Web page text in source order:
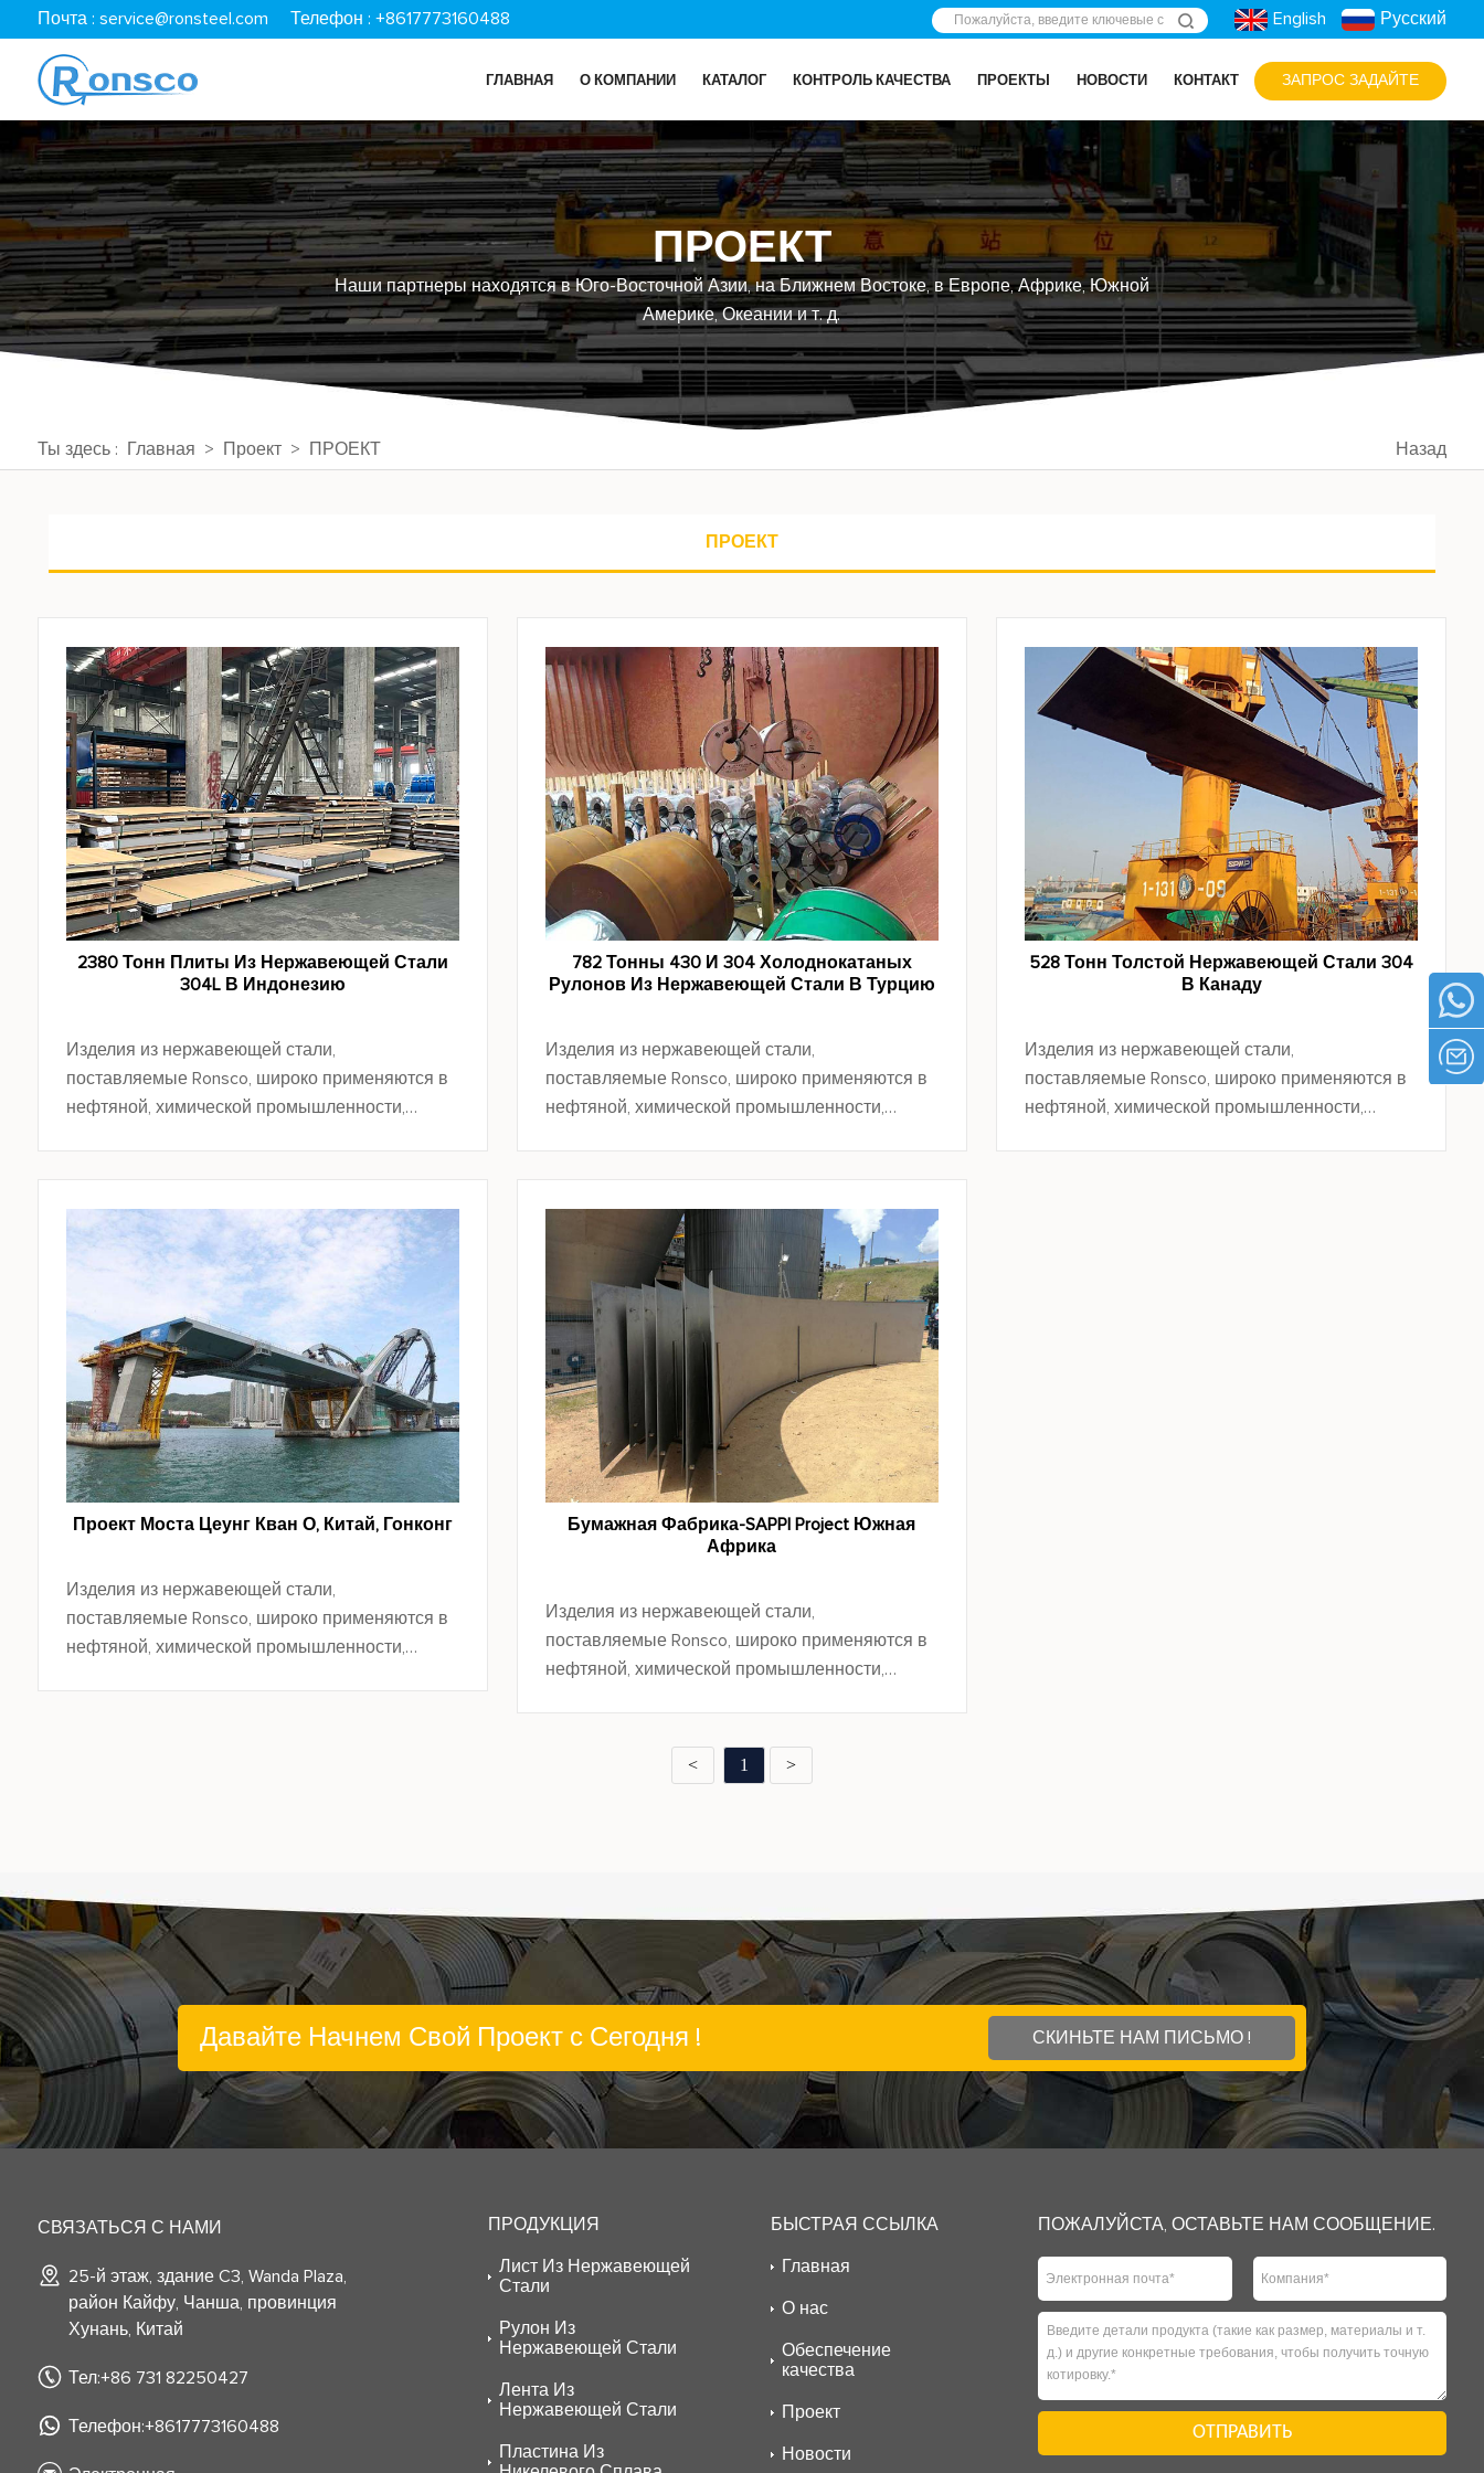
Почта : service@ronsteel.com Телефон : +8617773160488 English Русский
ГЛАВНАЯ О КОМПАНИИ КАТАЛОГ КОНТРОЛЬ КАЧЕСТВА ПРОЕКТЫ НОВОСТИ КОНТАКТ ЗАПРОС ЗАДАЙТЕ
ПРОЕКТ
Наши партнеры находятся в Юго-Восточной Азии, на Ближнем Востоке, в Европе, Африке, Южной
Америке, Океании и т. д.
Назад
Ты здесь : Главная > Проект> ПРОЕКТ
ПРОЕКТ
2380 Тонн Плиты Из Нержавеющей Стали
304L В Индонезию
Изделия из нержавеющей стали,
поставляемые Ronsco, широко применяются в
нефтяной, химической промышленности,
областях.
782 Тонны 430 И 304 Холоднокатаных
Рулонов Из Нержавеющей Стали В Турцию
Изделия из нержавеющей стали,
поставляемые Ronsco, широко применяются в
нефтяной, химической промышленности,
528 Тонн Толстой Нержавеющей Стали 304
В Канаду
Изделия из нержавеющей стали,
поставляемые Ronsco, широко применяются в
нефтяной, химической промышленности,
Проект Моста Цеунг Кван О, Китай, Гонконг
Изделия из нержавеющей стали,
поставляемые Ronsco, широко применяются в
нефтяной, химической промышленности,
Бумажная Фабрика-SAPPI Project Южная
Африка
Изделия из нержавеющей стали,
поставляемые Ronsco, широко применяются в
нефтяной, химической промышленности,
фармацевтической, декоративной и других
< 1 >
Давайте Начнем Свой Проект с Сегодня ! СКИНЬТЕ НАМ ПИСЬМО !
СВЯЗАТЬСЯ С НАМИ
25-й этаж, здание C3, Wanda Plaza,
район Кайфу, Чанша, провинция
Хунань, Китай
Тел:+86 731 82250427
Телефон:+8617773160488
ПРОДУКЦИЯ
Лист Из Нержавеющей
Стали
Рулон Из
Нержавеющей Стали
Лента Из
Нержавеющей Стали
Пластина Из
БЫСТРАЯ ССЫЛКА
Главная
О нас
Обеспечение
качества
Проект
Новости
ПОЖАЛУЙСТА, ОСТАВЬТЕ НАМ СООБЩЕНИЕ.